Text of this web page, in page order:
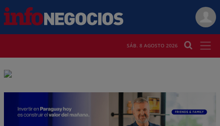
SÁB. 8 AGOSTO 2026